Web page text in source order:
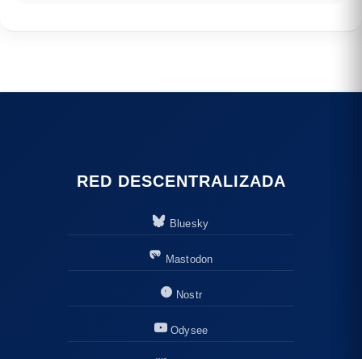
RED DESCENTRALIZADA
Bluesky
Mastodon
Nostr
Odysee